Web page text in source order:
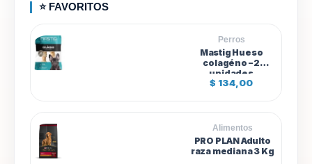
0
h
1
.
3
⭐ FAVORITOS
Perros
Mastig Hueso
colagéno – 2
unidades
$ 134,00
Alimentos
PRO PLAN Adulto
raza mediana 3 Kg